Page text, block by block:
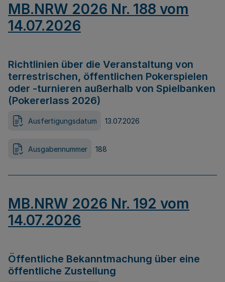
MB.NRW 2026 Nr. 188 vom
14.07.2026
Richtlinien über die Veranstaltung von
terrestrischen, öffentlichen Pokerspielen
oder -turnieren außerhalb von Spielbanken
(Pokererlass 2026)
Ausfertigungsdatum 13.07.2026
Ausgabennummer 188
MB.NRW 2026 Nr. 192 vom
14.07.2026
Öffentliche Bekanntmachung über eine
öffentliche Zustellung